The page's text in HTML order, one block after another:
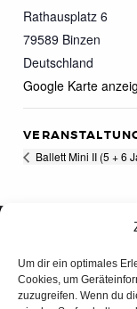
Um dir ein optimales
Cookies, um
zuzugreifen. Wenn du
Rathausplatz 6
79589 Binzen
Deutschland
Google Karte
Ballett Mini II (5 + 6